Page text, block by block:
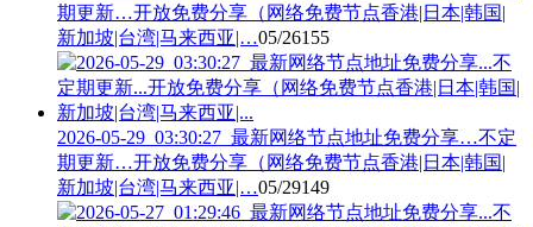
期更新…开放免费分享（网络免费节点香港|日本|韩国|
新加坡|台湾|马来西亚|…05/26155
2026-05-29_03:30:27_最新网络节点地址免费分享…不定
期更新…开放免费分享（网络免费节点香港|日本|韩国|
新加坡|台湾|马来西亚|…05/29149